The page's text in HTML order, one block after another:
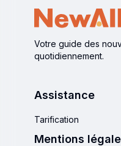
Votre guide des
quotidiennement.
Assistance
Tarification
Mentions